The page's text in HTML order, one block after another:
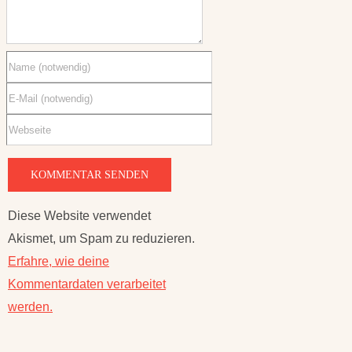
Diese Website verwendet
Erfahre, wie deine
Kommentardaten verarbeitet
werden.